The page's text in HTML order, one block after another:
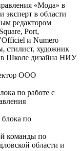
«Мода» в
в области
редактором
Port,
и Numero
стилист, художник
в Школе дизайна НИУ
ООО
по работе с
по
команды по
области и